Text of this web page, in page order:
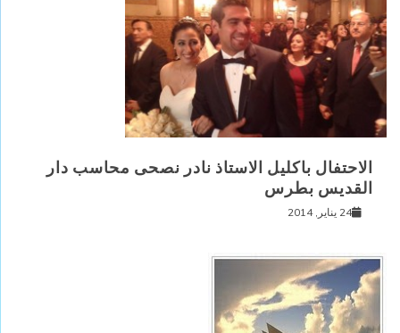
الاحتفال باكليل الاستاذ نادر نصحى محاسب دار
القديس بطرس
24 يناير, 2014